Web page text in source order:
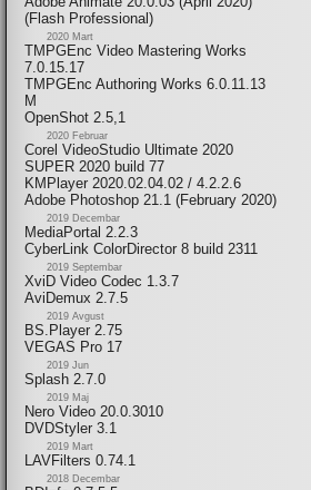
(Flash Professional)
2020 Mart
TMPGEnc Video Mastering Works
7.0.15.17
TMPGEnc Authoring Works 6.0.11.13
M
OpenShot 2.5,1
2020 Februar
Corel VideoStudio Ultimate 2020
SUPER 2020 build 77
KMPlayer 2020.02.04.02 / 4.2.2.6
Adobe Photoshop 21.1 (February 2020)
2019 Decembar
MediaPortal 2.2.3
CyberLink ColorDirector 8 build 2311
2019 Septembar
XviD Video Codec 1.3.7
AviDemux 2.7.5
2019 Avgust
BS.Player 2.75
VEGAS Pro 17
2019 Jun
Splash 2.7.0
2019 Maj
Nero Video 20.0.3010
DVDStyler 3.1
2019 Mart
LAVFilters 0.74.1
2018 Decembar